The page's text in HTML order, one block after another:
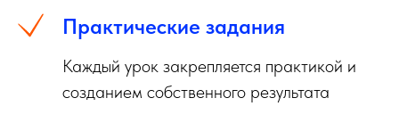
Практические задания
Каждый урок закрепляется практикой и
созданием собственного результата